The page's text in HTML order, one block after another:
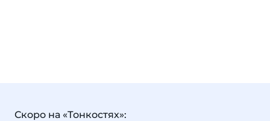
Скоро на «Тонкостях»: